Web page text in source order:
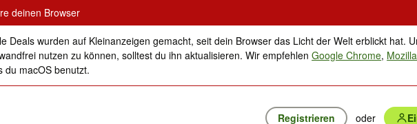
deinen Browser
Deals wurden auf Kleinanzeigen gemacht, seit dein Browser das Licht der Welt erblickt hat.
nutzen zu können, solltest du ihn aktualisieren. Wir empfehlenGoogle Chrome,
du macOS benutzt.
Registrieren oder